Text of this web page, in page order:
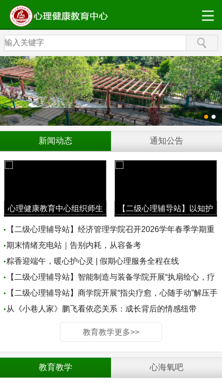
新闻动态 通知公告
心理健康教育中心组织师生
收看 “冰山初探——从内耗到
自洽的觉察之旅” 主题心理健
康公开课
【二级心理辅导站】以知护
心，以言暖心——经济管理
学院温暖举行“心理知识快答
站”与“心灵书签创作坊”活动
【二级心理辅导站】经济管理学院召开2026学年春季学期重
点关注学生关爱措施研判会
期末情绪充电站｜告别内耗，从容备考
粽香迎端午，暖心护心灵 | 假期心理服务全程在线
【二级心理辅导站】智能制造与装备学院开展“执扇绘心，疗
愈时光” 手工漆扇心理美育解压活动
【二级心理辅导站】商学院开展“指尖疗愈，心随手动”解压手
工DIY体验活动
从《小巷人家》鹏飞看依恋关系：成长背后的情感纽带
教育教学更多>>
教育教学 心海氧吧